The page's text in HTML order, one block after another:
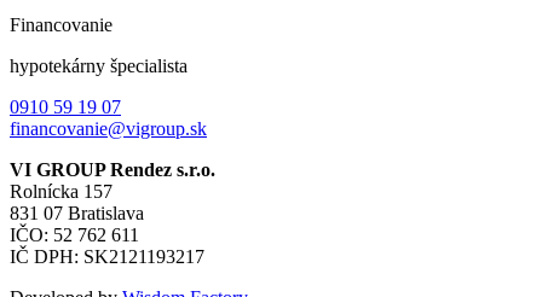
Financovanie
hypotekárny špecialista
0910 59 19 07
financovanie@vigroup.sk
VI GROUP Rendez s.r.o.
Rolnícka 157
831 07 Bratislava
IČO: 52 762 611
IČ DPH: SK2121193217